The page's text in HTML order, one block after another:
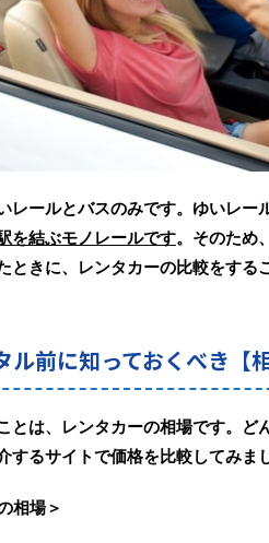
ールとバスのみです。 ゆいレー
を結ぶモノレールです。そのため、
きに、
レンタカーの比較をする
ル前に知っておくべき【相
は、レンタカーの相場です。 ど
するサイトで価格を比較してみま
相場＞